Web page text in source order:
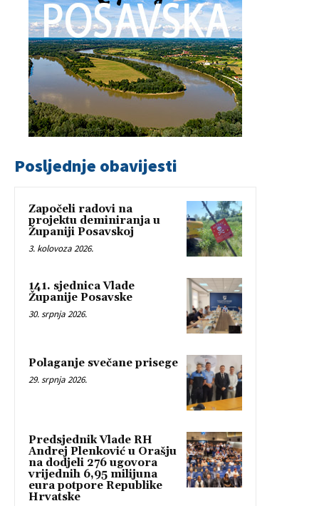
Posljednje obavijesti
Započeli radovi na
projektu deminiranja u
Županiji Posavskoj
3. kolovoza 2026.
141. sjednica Vlade
Županije Posavske
30. srpnja 2026.
Polaganje svečane prisege
29. srpnja 2026.
Predsjednik Vlade RH
Andrej Plenković u Orašju
na dodjeli 276 ugovora
vrijednih 6,95 milijuna
eura potpore Republike
Hrvatske